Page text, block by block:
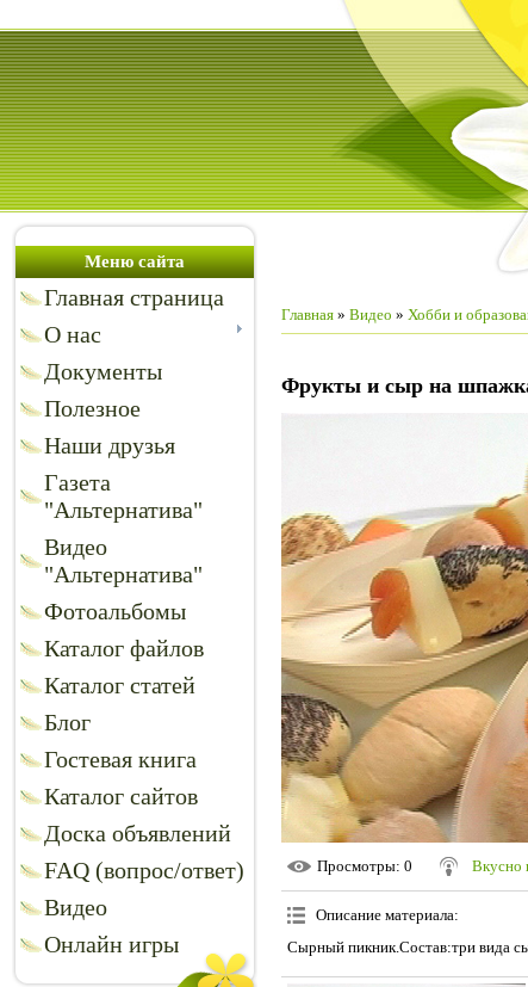
Меню сайта
Главная страница
О нас
Документы
Полезное
Наши друзья
Газета
"Альтернатива"
Видео
"Альтернатива"
Фотоальбомы
Каталог файлов
Каталог статей
Блог
Гостевая книга
Каталог сайтов
Доска объявлений
FAQ (вопрос/ответ)
Видео
Онлайн игры
Главная » Видео » Хобби и
Фрукты и сыр на
Просмотры: 0 Вкусно
Описание материала:
Сырный пикник.Состав:три вида